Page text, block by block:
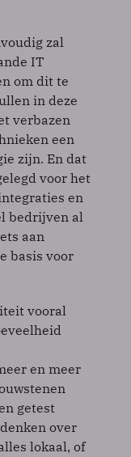
zal
IT
om dit te
in deze
verbazen
een
zijn. En dat
voor het
en
bedrijven al
aan
basis voor
vooral
en meer
getest
over
lokaal, of